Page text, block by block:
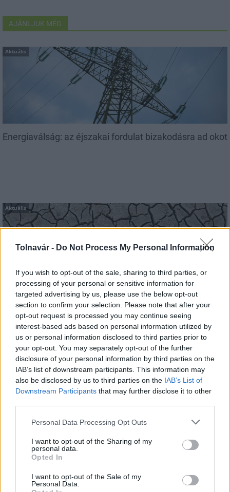
Tolnavár - Do Not Process My Personal Information
If you wish to opt-out of the sale, sharing to third parties, or
processing of your personal or sensitive information for
targeted advertising by us, please use the below opt-out
section to confirm your selection. Please note that after your
opt-out request is processed you may continue seeing
interest-based ads based on personal information utilized by
us or personal information disclosed to third parties prior to
your opt-out. You may separately opt-out of the further
disclosure of your personal information by third parties on the
IAB’s list of downstream participants. This information may
also be disclosed by us to third parties on the IAB’s List of
Downstream Participants that may further disclose it to other
Please note that this website/app uses one or more Google
not limited to your visit or usage behaviour. You may click to
grant or deny consent to Google and its third-party tags to
use your data for below specified purposes in below Google
consent section.
Personal Data Processing Opt Outs
I want to opt-out of the Sharing of my
personal data.
Opted In
I want to opt-out of the Sale of my
Personal Data.
AJÁNLJUK MÉG
Aktuális
Energiaválság: az éjszakai fordulat bizakodásra ad okot
Aktuális
Paks: hétfőn és talán még kedden üzemben tartható
az utolsó turbina
Az atomerőmű egyetlen hatása a környezetre, hogy a
Duna vizét némileg felmelegíti